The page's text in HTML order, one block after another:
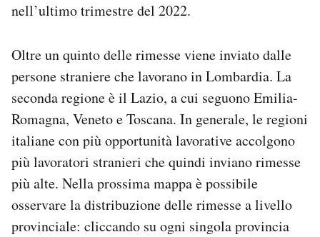
nell’ultimo trimestre del 2022.
Oltre un quinto delle rimesse viene inviato dalle
persone straniere che lavorano in Lombardia. La
seconda regione è il Lazio, a cui seguono Emilia-
Romagna, Veneto e Toscana. In generale, le regioni
italiane con più opportunità lavorative accolgono
più lavoratori stranieri che quindi inviano rimesse
più alte. Nella prossima mappa è possibile
osservare la distribuzione delle rimesse a livello
provinciale: cliccando su ogni singola provincia